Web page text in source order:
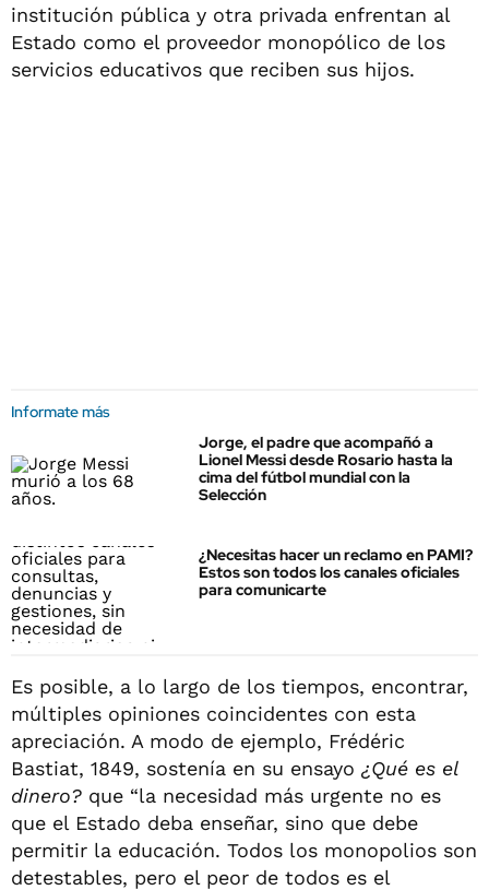
institución pública y otra privada enfrentan al
Estado como el proveedor monopólico de los
servicios educativos que reciben sus hijos.
Informate más
Jorge, el padre que acompañó a
Lionel Messi desde Rosario hasta la
cima del fútbol mundial con la
Selección
¿Necesitas hacer un reclamo en PAMI?
Estos son todos los canales oficiales
para comunicarte
Es posible, a lo largo de los tiempos, encontrar,
múltiples opiniones coincidentes con esta
apreciación. A modo de ejemplo, Frédéric
Bastiat, 1849, sostenía en su ensayo ¿Qué es el
dinero? que “la necesidad más urgente no es
que el Estado deba enseñar, sino que debe
permitir la educación. Todos los monopolios son
detestables, pero el peor de todos es el